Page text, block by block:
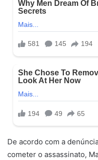
De acordo com a
cometer o assassinato,